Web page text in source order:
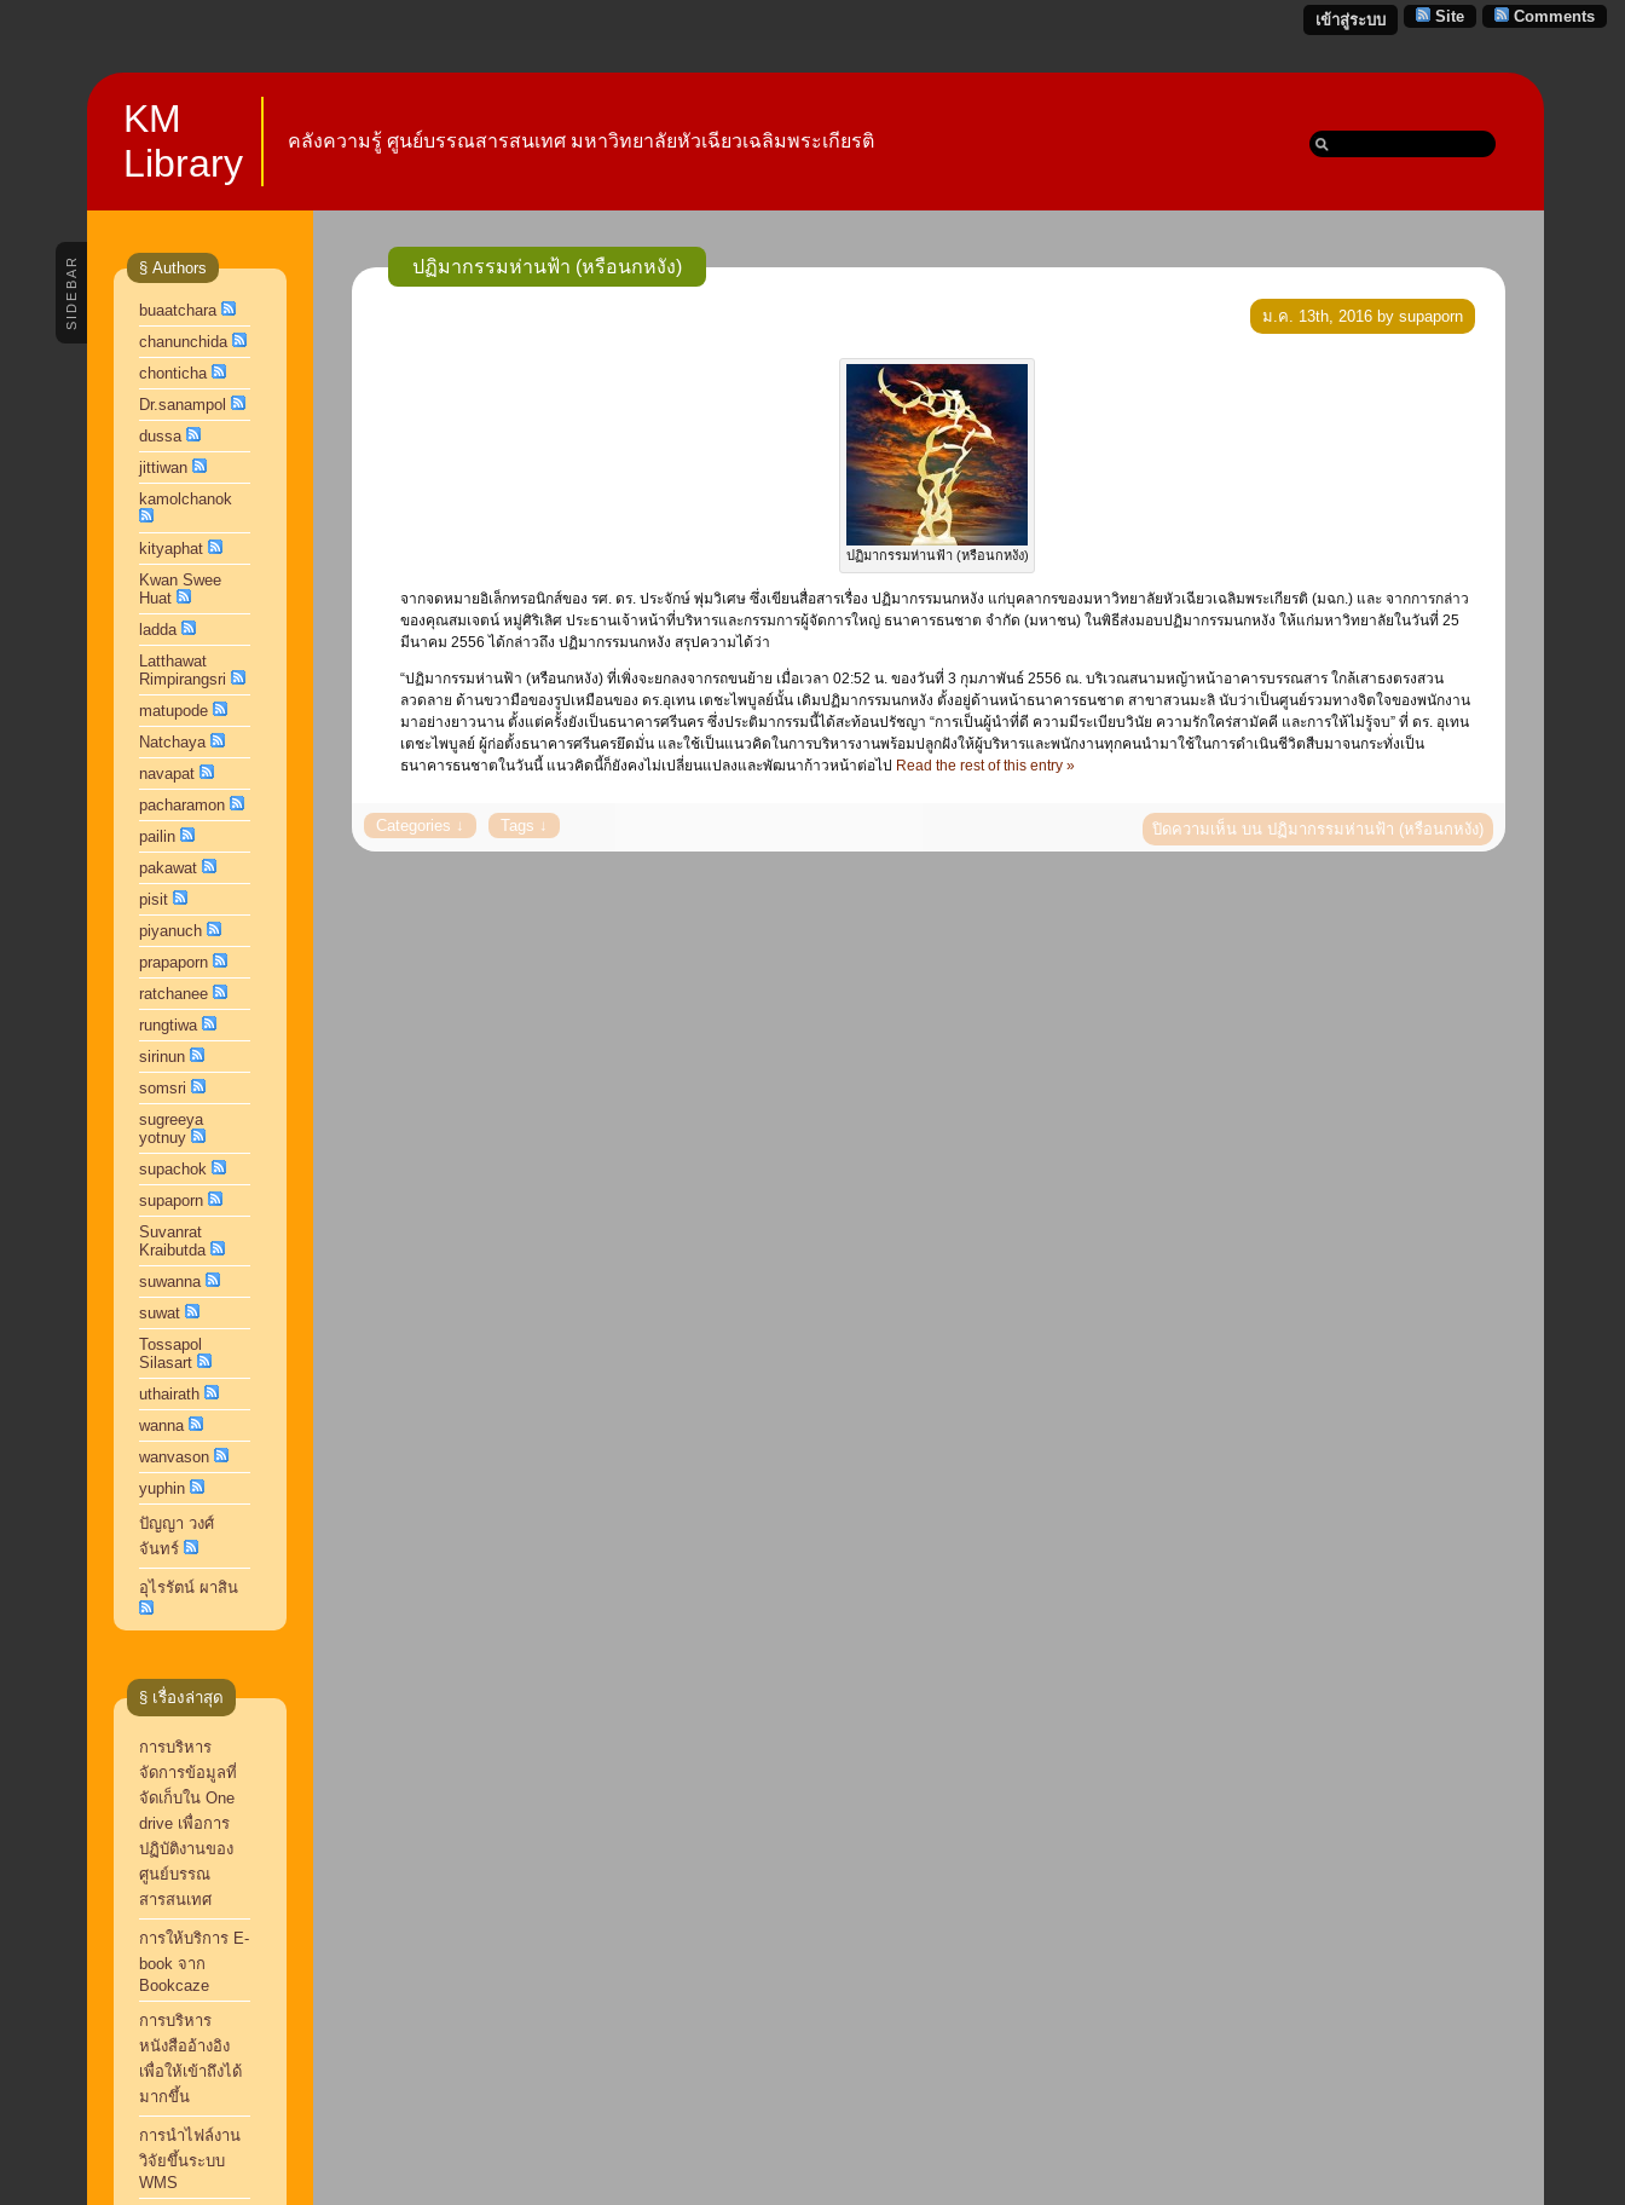
Comments
Site
เข้าสู่ระบบ
KM
Library
คลังความรู้ ศูนย์บรรณสารสนเทศ มหาวิทยาลัยหัวเฉียวเฉลิมพระเกียรติ
SIDEBAR § Authors
buaatchara
chanunchida
chonticha
Dr.sanampol
dussa
jittiwan
kamolchanok
kityaphat
Kwan Swee
Huat
ladda
Latthawat
Rimpirangsri
matupode
Natchaya
navapat
pacharamon
pailin
pakawat
pisit
piyanuch
prapaporn
ratchanee
rungtiwa
sirinun
somsri
sugreeya
yotnuy
supachok
supaporn
Suvanrat
Kraibutda
suwanna
suwat
Tossapol
Silasart
uthairath
wanna
wanvason
yuphin
ปัญญา วงศ์
จันทร์
อุไรรัตน์ ผาสิน
§ เรื่องล่าสุด
การบริหาร
จัดการข้อมูลที่
จัดเก็บใน One
drive เพื่อการ
ปฏิบัติงานของ
ศูนย์บรรณ
สารสนเทศ
การให้บริการ E-
book จาก
Bookcaze
การบริหาร
หนังสืออ้างอิง
เพื่อให้เข้าถึงได้
มากขึ้น
การนำไฟล์งาน
วิจัยขึ้นระบบ
WMS
ปฏิมากรรมห่านฟ้า (หรือนกหงัง)
ม.ค. 13th, 2016 by supaporn
ปฏิมากรรมห่านฟ้า (หรือนกหงัง)
จากจดหมายอิเล็กทรอนิกส์ของ รศ. ดร. ประจักษ์ พุ่มวิเศษ ซึ่งเขียนสื่อสารเรื่อง ปฏิมากรรมนกหงัง แก่บุคลากรของมหาวิทยาลัยหัวเฉียวเฉลิมพระเกียรติ (มฉก.) และ จากการกล่าว
ของคุณสมเจตน์ หมู่ศิริเลิศ ประธานเจ้าหน้าที่บริหารและกรรมการผู้จัดการใหญ่ ธนาคารธนชาต จำกัด (มหาชน) ในพิธีส่งมอบปฏิมากรรมนกหงัง ให้แก่มหาวิทยาลัยในวันที่ 25
มีนาคม 2556 ได้กล่าวถึง ปฏิมากรรมนกหงัง สรุปความได้ว่า
“ปฏิมากรรมห่านฟ้า (หรือนกหงัง) ที่เพิ่งจะยกลงจากรถขนย้าย เมื่อเวลา 02:52 น. ของวันที่ 3 กุมภาพันธ์ 2556 ณ. บริเวณสนามหญ้าหน้าอาคารบรรณสาร ใกล้เสาธงตรงสวน
ลวดลาย ด้านขวามือของรูปเหมือนของ ดร.อุเทน เตชะไพบูลย์นั้น เดิมปฏิมากรรมนกหงัง ตั้งอยู่ด้านหน้าธนาคารธนชาต สาขาสวนมะลิ นับว่าเป็นศูนย์รวมทางจิตใจของพนักงาน
มาอย่างยาวนาน ตั้งแต่ครั้งยังเป็นธนาคารศรีนคร ซึ่งประติมากรรมนี้ได้สะท้อนปรัชญา “การเป็นผู้นำที่ดี ความมีระเบียบวินัย ความรักใคร่สามัคคี และการให้ไม่รู้จบ” ที่ ดร. อุเทน
เตชะไพบูลย์ ผู้ก่อตั้งธนาคารศรีนครยึดมั่น และใช้เป็นแนวคิดในการบริหารงานพร้อมปลูกฝังให้ผู้บริหารและพนักงานทุกคนนำมาใช้ในการดำเนินชีวิตสืบมาจนกระทั่งเป็น
ธนาคารธนชาตในวันนี้ แนวคิดนี้ก็ยังคงไม่เปลี่ยนแปลงและพัฒนาก้าวหน้าต่อไป Read the rest of this entry »
ปิดความเห็น บน ปฏิมากรรมห่านฟ้า (หรือนกหงัง)